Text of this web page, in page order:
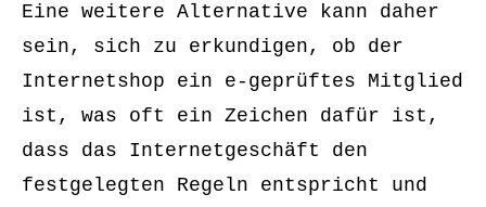
Eine weitere Alternative kann daher
sein, sich zu erkundigen, ob der
Internetshop ein e-geprüftes Mitglied
ist, was oft ein Zeichen dafür ist,
dass das Internetgeschäft den
festgelegten Regeln entspricht und